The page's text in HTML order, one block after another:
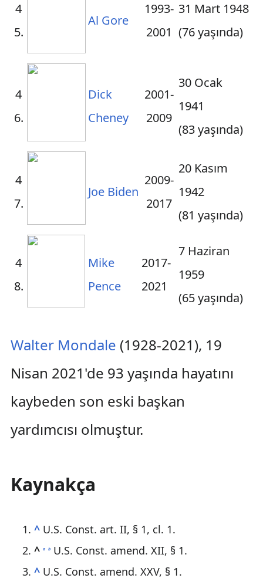
4
5.
Al Gore
1993-
2001
31 Mart 1948
(76 yaşında)
4
6.
Dick
Cheney
2001-
2009
30 Ocak
1941
(83 yaşında)
4
7.
Joe Biden
2009-
2017
20 Kasım
1942
(81 yaşında)
4
8.
Mike
Pence
2017-
2021
7 Haziran
1959
(65 yaşında)
Walter Mondale (1928-2021), 19
Nisan 2021'de 93 yaşında hayatını
kaybeden son eski başkan
yardımcısı olmuştur.
Kaynakça
^ U.S. Const. art. II, § 1, cl. 1.
^ a b
U.S. Const. amend. XII, § 1.
^ U.S. Const. amend. XXV, § 1.